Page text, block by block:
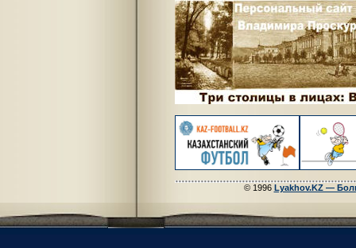
© 1996 Lyakhov.KZ —